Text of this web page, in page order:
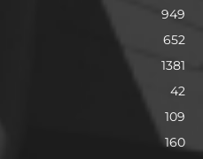
949
652
1381
42
109
160